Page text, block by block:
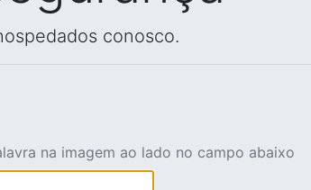
conosco.
na imagem ao lado no campo abaixo